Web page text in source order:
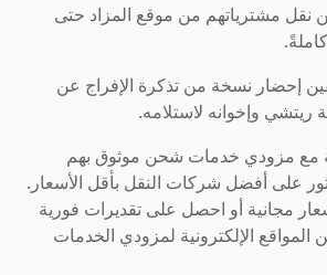
نقل مشترياتهم من موقع المزاد حتى
إحضار نسخة من تذكرة الإفراج عن
وإخوانه لاستلامه.
مع مزودي خدمات شحن موثوق بهم
على أفضل شركات النقل بأقل الأسعار.
مجانية أو احصل على تقديرات فورية
الإلكترونية لمزودي الخدمات